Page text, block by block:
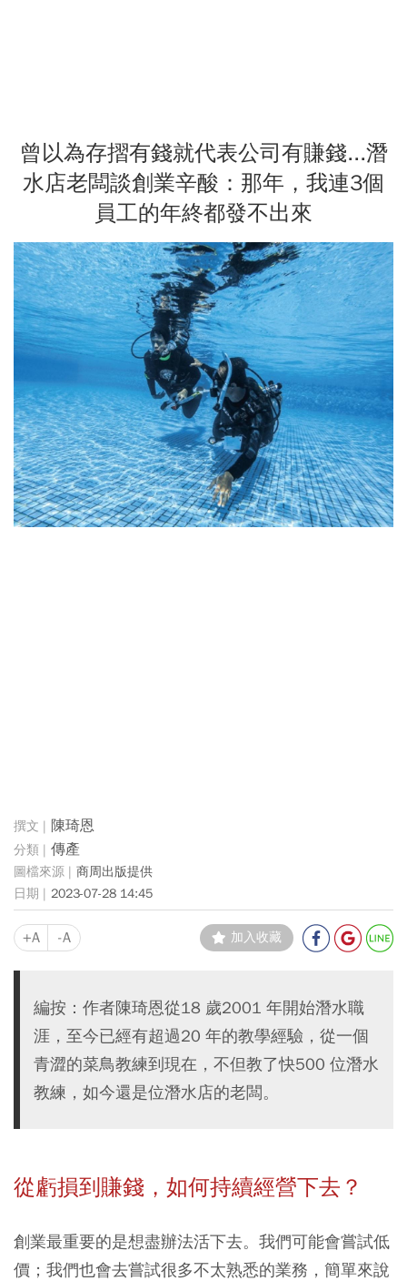
曾以為存摺有錢就代表公司有賺錢...潛
水店老闆談創業辛酸：那年，我連3個
員工的年終都發不出來
陳琦恩
傳產
商周出版提供
2023-07-28 14:45
+A -A 加入收藏
編按：作者陳琦恩從18 歲2001 年開始潛水職
涯，至今已經有超過20 年的教學經驗，從一個
青澀的菜鳥教練到現在，不但教了快500 位潛水
教練，如今還是位潛水店的老闆。
從虧損到賺錢，如何持續經營下去？
創業最重要的是想盡辦法活下去。我們可能會嘗試低
價；我們也會去嘗試很多不太熟悉的業務，簡單來說